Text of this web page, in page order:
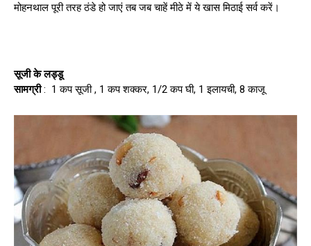
मोहनथाल पूरी तरह ठंडे हो जाएं तब जब चाहें मीठे में ये खास मिठाई सर्व करें।
सूजी के लड्डू
सामग्री: 1 कप सूजी , 1 कप शक्कर, 1/2 कप घी, 1 इलायची, 8 काजू